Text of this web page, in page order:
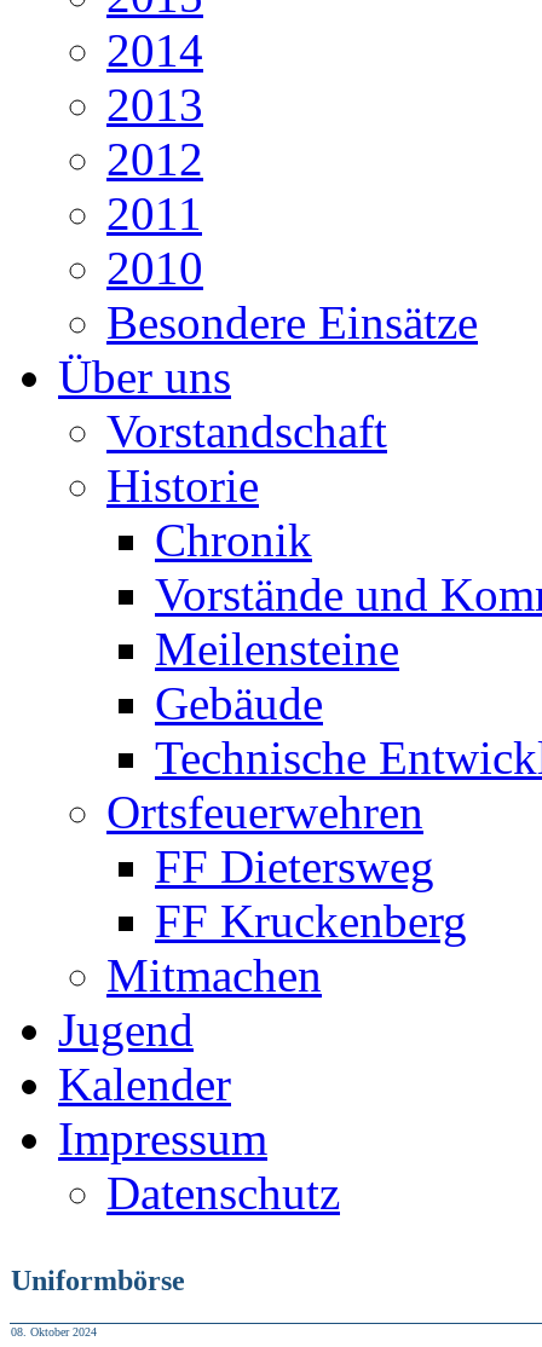
2014
2013
2012
2011
2010
Besondere Einsätze
Über uns
Vorstandschaft
Historie
Chronik
Vorstände und
Meilensteine
Gebäude
Technische
Ortsfeuerwehren
FF Dietersweg
FF Kruckenberg
Mitmachen
Jugend
Kalender
Impressum
Datenschutz
Uniformbörse
08. Oktober 2024